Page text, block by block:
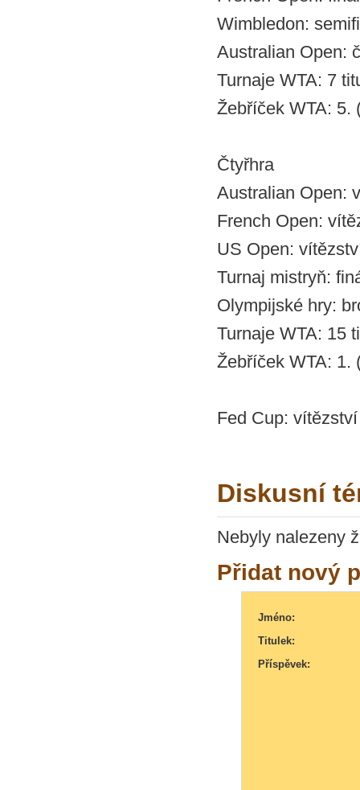
Wimbledon:
Australian Open:
Turnaje WTA: 7
Žebříček WTA: 5.
Čtyřhra
Australian Open:
French Open:
US Open:
Turnaj mistryň:
Olympijské hry:
Turnaje WTA: 15
Žebříček WTA: 1.
Fed Cup:
Diskusní
Nebyly nalezeny
Přidat nový
Jméno:
Titulek:
Příspěvek: